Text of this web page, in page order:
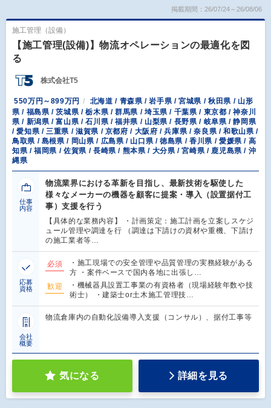
掲載期間：26/07/24～26/08/06
施工管理（設備）
【施工管理(設備)】物流オペレーションの最適化を図
る
株式会社T5
550万円～899万円
北海道 / 青森県 / 岩手県 / 宮城県 / 秋田県 / 山形
県 / 福島県 / 茨城県 / 栃木県 / 群馬県 / 埼玉県 / 千葉県 / 東京都 / 神奈川
県 / 新潟県 / 富山県 / 石川県 / 福井県 / 山梨県 / 長野県 / 岐阜県 / 静岡県
/ 愛知県 / 三重県 / 滋賀県 / 京都府 / 大阪府 / 兵庫県 / 奈良県 / 和歌山県 /
鳥取県 / 島根県 / 岡山県 / 広島県 / 山口県 / 徳島県 / 香川県 / 愛媛県 / 高
知県 / 福岡県 / 佐賀県 / 長崎県 / 熊本県 / 大分県 / 宮崎県 / 鹿児島県 / 沖
縄県
仕事
内容
物流業界における革新を目指し、最新技術を駆使した
様々なメーカーの機器を顧客に提案・導入（設置据付工
事）支援を行う
【具体的な業務内容】 ・計画策定：施工計画を立案しスケジ
ュール管理や調達を行 （調達は下請けの資材や重機、下請け
の施工業者等…
応募
資格
必須
・施工現場での安全管理や品質管理の実務経験がある
方 ・案件ベースで国内各地に出張し…
歓迎
・機械器具設置工事業の有資格者（現場経験年数や技
術士） ・建築士or土木施工管理技…
会社
概要
物流倉庫内の自動化設備導入支援（コンサル）、据付工事等
気になる 詳細を見る